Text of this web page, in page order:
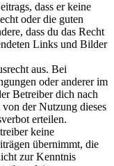
dass er keine
oder die guten
dass du das Recht
Links und Bilder
aus. Bei
oder anderer im
Betreiber dich nach
der Nutzung dieses
erteilen.
keine
übernimmt, die
zur Kenntnis